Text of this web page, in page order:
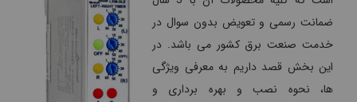
ضمانت رسمی و تعویض بدون سوال در
خدمت صنعت برق کشور می باشد. در
این بخش قصد داریم به معرفی ویژگی
ها، نحوه نصب و بهره برداری و